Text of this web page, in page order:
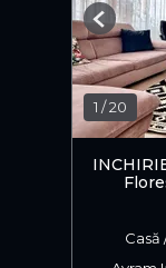
1 /20
Previous
Casă